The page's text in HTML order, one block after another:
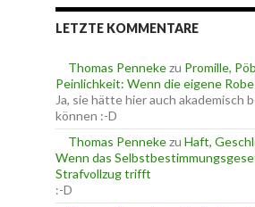
n
e
n
c
h
:
LETZTE KOMMENTARE
Thomas Pennekezu Promille,
Peinlichkeit: Wenn die eigene
Ja, sie hätte hier auch akademisch
können :-D
Thomas Pennekezu Haft,
Wenn das
Strafvollzug trifft
:-D